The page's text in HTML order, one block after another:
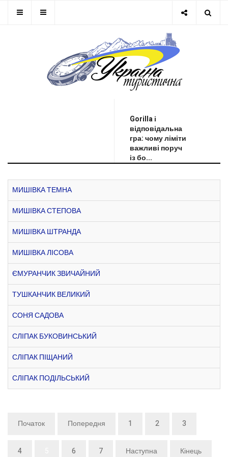
Gorilla і
відповідальна
гра: чому ліміти
важливі поруч
із бо...
МИШІВКА ТЕМНА
МИШІВКА СТЕПОВА
МИШІВКА ШТРАНДА
МИШІВКА ЛІСОВА
ЄМУРАНЧИК ЗВИЧАЙНИЙ
ТУШКАНЧИК ВЕЛИКИЙ
СОНЯ САДОВА
СЛІПАК БУКОВИНСЬКИЙ
СЛІПАК ПІЩАНИЙ
СЛІПАК ПОДІЛЬСЬКИЙ
Початок Попередня 1 2 3
4 6 7 Наступна Кінець